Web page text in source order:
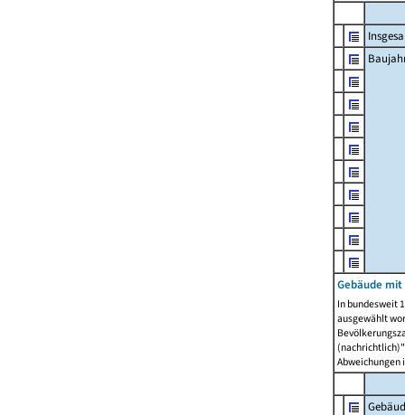
Gebäude mit
In bundesweit
ausgewählt
Abweichungen